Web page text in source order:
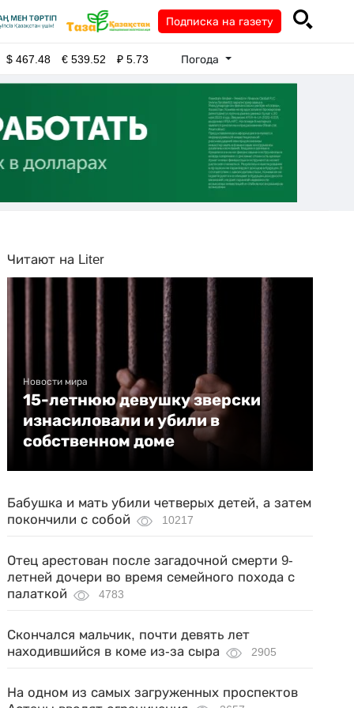
Подписка на газету
$467.48 €539.52 ₽5.73 Погода
Читают на Liter
Новости мира
15-летнюю девушку зверски
изнасиловали и убили в
собственном доме
Бабушка и мать убили четверых детей, а затем
покончили с собой
10217
Отец арестован после загадочной смерти 9-
летней дочери во время семейного похода с
палаткой
4783
Скончался мальчик, почти девять лет
находившийся в коме из-за сыра
2905
На одном из самых загруженных проспектов